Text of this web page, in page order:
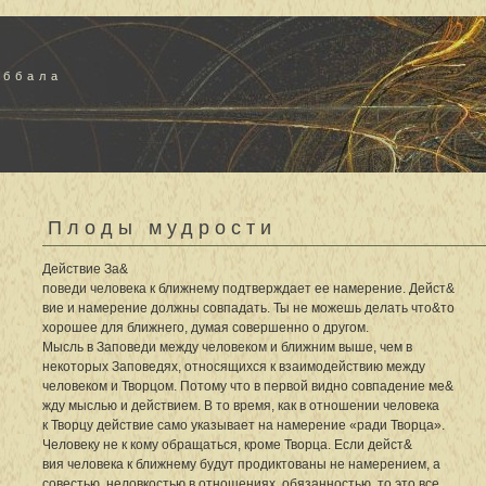
Плоды мудрости
Действие За&
поведи человека к ближнему подтверждает ее намерение. Дейст&
вие и намерение должны совпадать. Ты не можешь делать что&то
хорошее для ближнего, думая совершенно о другом.
Мысль в Заповеди между человеком и ближним выше, чем в
некоторых Заповедях, относящихся к взаимодействию между
человеком и Творцом. Потому что в первой видно совпадение ме&
жду мыслью и действием. В то время, как в отношении человека
к Творцу действие само указывает на намерение «ради Творца».
Человеку не к кому обращаться, кроме Творца. Если дейст&
вия человека к ближнему будут продиктованы не намерением, а